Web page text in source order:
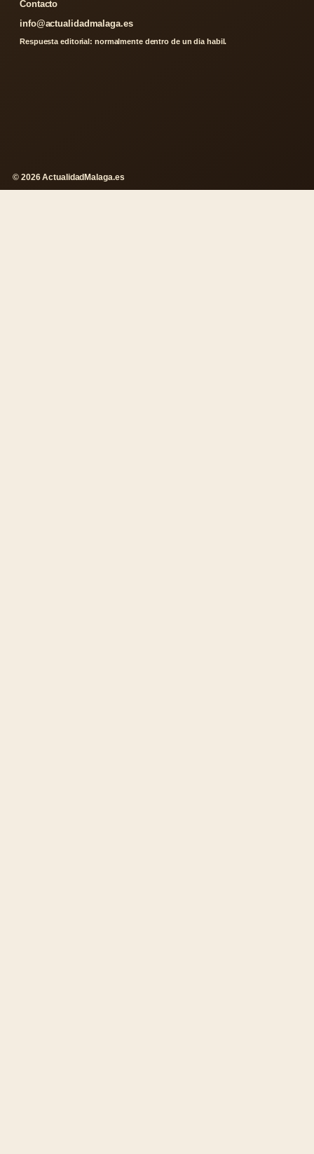
Contacto
info@actualidadmalaga.es
Respuesta editorial: normalmente dentro de un dia habil.
© 2026 ActualidadMalaga.es